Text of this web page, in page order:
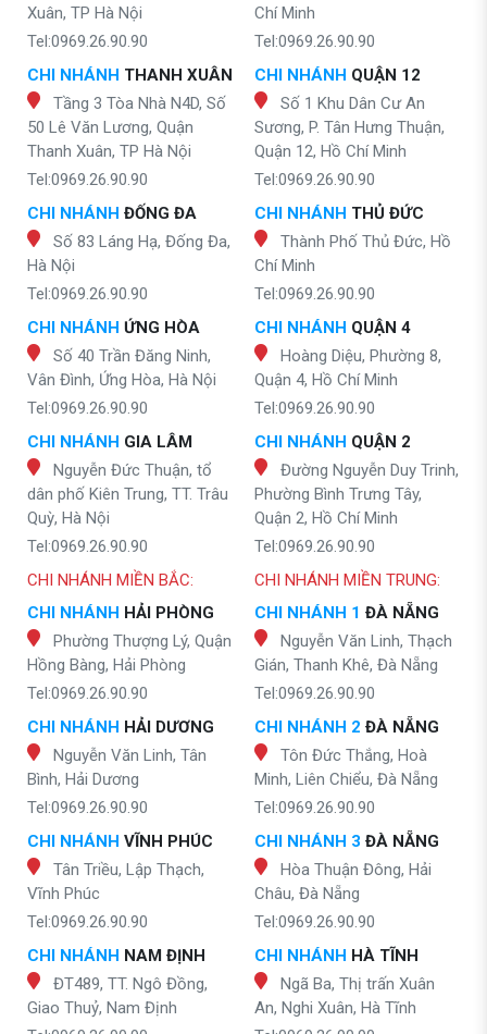
Xuân, TP Hà Nội
Tel:0969.26.90.90
CHI NHÁNH THANH XUÂN
Tầng 3 Tòa Nhà N4D, Số
50 Lê Văn Lương, Quận
Thanh Xuân, TP Hà Nội
Tel:0969.26.90.90
CHI NHÁNH ĐỐNG ĐA
Số 83 Láng Hạ, Đống Đa,
Hà Nội
Tel:0969.26.90.90
CHI NHÁNH ỨNG HÒA
Số 40 Trần Đăng Ninh,
Vân Đình, Ứng Hòa, Hà Nội
Tel:0969.26.90.90
CHI NHÁNH GIA LÂM
Nguyễn Đức Thuận, tổ
dân phố Kiên Trung, TT. Trâu
Quỳ, Hà Nội
Tel:0969.26.90.90
Chí Minh
Tel:0969.26.90.90
CHI NHÁNH QUẬN 12
Số 1 Khu Dân Cư An
Sương, P. Tân Hưng Thuận,
Quận 12, Hồ Chí Minh
Tel:0969.26.90.90
CHI NHÁNH THỦ ĐỨC
Thành Phố Thủ Đức, Hồ
Chí Minh
Tel:0969.26.90.90
CHI NHÁNH QUẬN 4
Hoàng Diệu, Phường 8,
Quận 4, Hồ Chí Minh
Tel:0969.26.90.90
CHI NHÁNH QUẬN 2
Đường Nguyễn Duy Trinh,
Phường Bình Trưng Tây,
Quận 2, Hồ Chí Minh
Tel:0969.26.90.90
CHI NHÁNH MIỀN BẮC:
CHI NHÁNH HẢI PHÒNG
Phường Thượng Lý, Quận
Hồng Bàng, Hải Phòng
Tel:0969.26.90.90
CHI NHÁNH HẢI DƯƠNG
Nguyễn Văn Linh, Tân
Bình, Hải Dương
Tel:0969.26.90.90
CHI NHÁNH VĨNH PHÚC
Tân Triều, Lập Thạch,
Vĩnh Phúc
Tel:0969.26.90.90
CHI NHÁNH NAM ĐỊNH
ĐT489, TT. Ngô Đồng,
Giao Thuỷ, Nam Định
CHI NHÁNH MIỀN TRUNG:
CHI NHÁNH 1 ĐÀ NẴNG
Nguyễn Văn Linh, Thạch
Gián, Thanh Khê, Đà Nẵng
Tel:0969.26.90.90
CHI NHÁNH 2 ĐÀ NẴNG
Tôn Đức Thắng, Hoà
Minh, Liên Chiểu, Đà Nẵng
Tel:0969.26.90.90
CHI NHÁNH 3 ĐÀ NẴNG
Hòa Thuận Đông, Hải
Châu, Đà Nẵng
Tel:0969.26.90.90
CHI NHÁNH HÀ TĨNH
Ngã Ba, Thị trấn Xuân
An, Nghi Xuân, Hà Tĩnh